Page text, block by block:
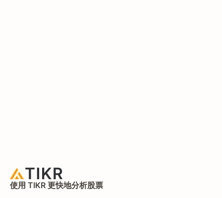
使用 TIKR 更快地分析股票